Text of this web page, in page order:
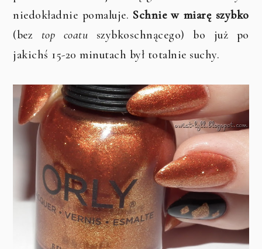
niedokładnie pomaluje. Schnie w miarę szybko
(bez top coatu szybkoschnącego) bo już po
jakichś 15-20 minutach był totalnie suchy.